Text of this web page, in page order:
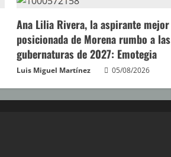
Ana Lilia Rivera, la aspirante mejor
posicionada de Morena rumbo a las
gubernaturas de 2027: Emotegia
Luis Miguel Martínez 05/08/2026